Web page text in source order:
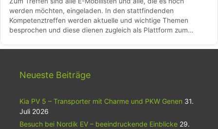
werden möchten, eingeladen. In den stattfindenden
Kompetenztreffen werden aktuelle und wichtige Themen
besprochen und diese dienen zugleich als Plattform zum
Weiterlesen…
Neueste Beiträge
Kia PV 5 – Transporter mit Charme und PKW Genen 31.
Juli 2026
Besuch bei Nordik EV – beeindruckende Einblicke 29.